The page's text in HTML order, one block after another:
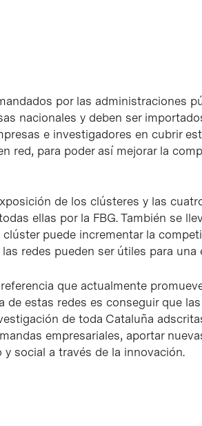
por las administraciones
nacionales y deben ser
e investigadores en cubrir
red, para poder así mejorar la
de los clústeres y las
ellas por la FBG. También se
puede incrementar la
redes pueden ser útiles para una
que actualmente
estas redes es conseguir que
de toda Cataluña
empresariales, aportar
social a través de la innovación.